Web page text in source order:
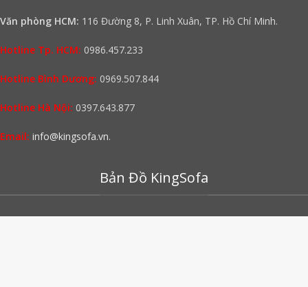
Văn phòng HCM: 116 Đường 8, P. Linh Xuân, TP. Hồ Chí Minh.
Hotline Tp. HCM: 0986.457.233
Hotline Bình Dương: 0969.507.844
Hotline Hà Nội: 0397.643.877
Email: info@kingsofa.vn.
Bản Đồ KingSofa